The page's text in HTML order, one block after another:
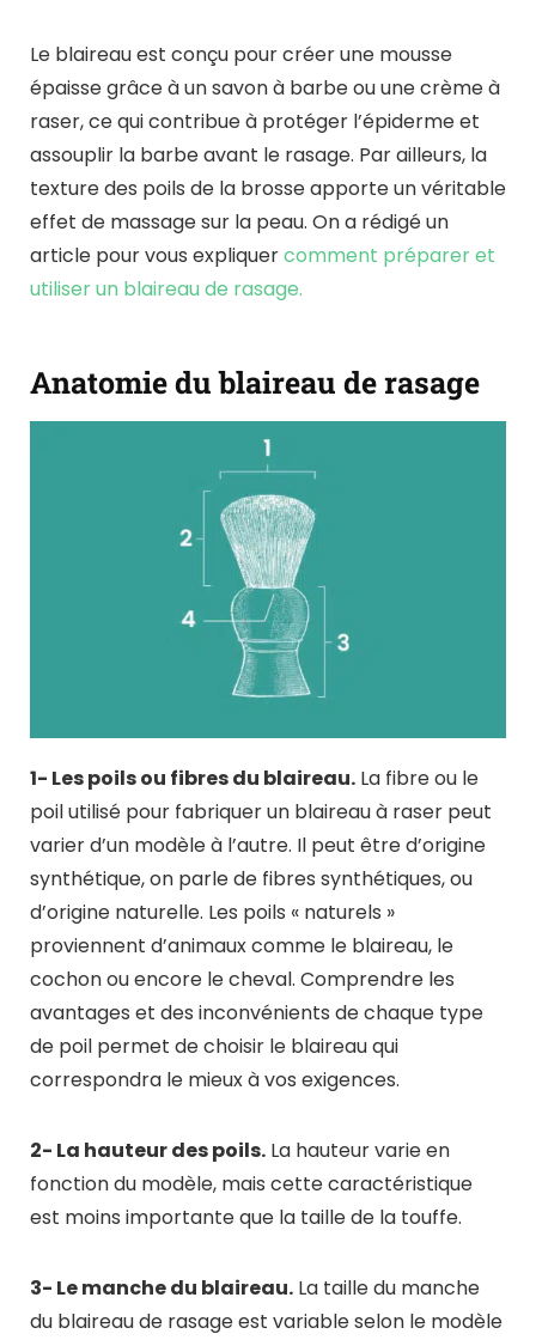
Le blaireau est conçu pour créer une mousse
épaisse grâce à un savon à barbe ou une crème à
raser, ce qui contribue à protéger l’épiderme et
assouplir la barbe avant le rasage. Par ailleurs, la
texture des poils de la brosse apporte un véritable
effet de massage sur la peau. On a rédigé un
article pour vous expliquercomment préparer et
utiliser un blaireau de rasage.
Anatomie du blaireau de rasage
1- Les poils ou fibres du blaireau. La fibre ou le
poil utilisé pour fabriquer un blaireau à raser peut
varier d’un modèle à l’autre. Il peut être d’origine
synthétique, on parle de fibres synthétiques, ou
d’origine naturelle. Les poils « naturels »
proviennent d’animaux comme le blaireau, le
cochon ou encore le cheval. Comprendre les
avantages et des inconvénients de chaque type
de poil permet de choisir le blaireau qui
correspondra le mieux à vos exigences.
2- La hauteur des poils. La hauteur varie en
fonction du modèle, mais cette caractéristique
est moins importante que la taille de la touffe.
3- Le manche du blaireau. La taille du manche
du blaireau de rasage est variable selon le modèle